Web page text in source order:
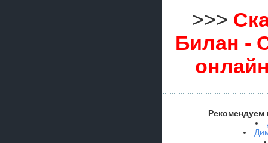
>>>
Билан -
Рекомендуем